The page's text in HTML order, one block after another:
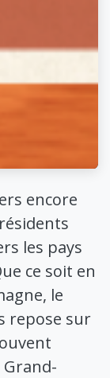
encore
les pays
ce soit en
le
repose sur